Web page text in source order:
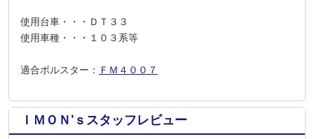
使用台車・・・ＤＴ３３
使用車種・・・１０３系等
適合ボルスター： ＦＭ４００７
ＩＭＯＮ’ｓスタッフレビュー